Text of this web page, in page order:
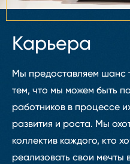
Карьера
Мы предоставляем шанс
тем, что мы можем быть
работников в процессе
развития и роста. Мы
коллектив каждого, кто
реализовать свои мечты